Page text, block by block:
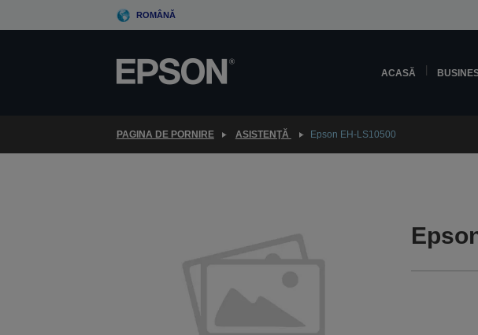
to
ROMÂNĂ
ACASĂ
PAGINA DE PORNIRE ASISTENŢĂ Epson EH-LS10500